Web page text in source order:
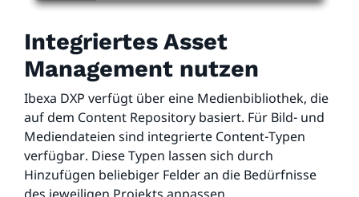
Integriertes Asset
Management nutzen
Ibexa DXP verfügt über eine Medienbibliothek, die
auf dem Content Repository basiert. Für Bild- und
Mediendateien sind integrierte Content-Typen
verfügbar. Diese Typen lassen sich durch
Hinzufügen beliebiger Felder an die Bedürfnisse